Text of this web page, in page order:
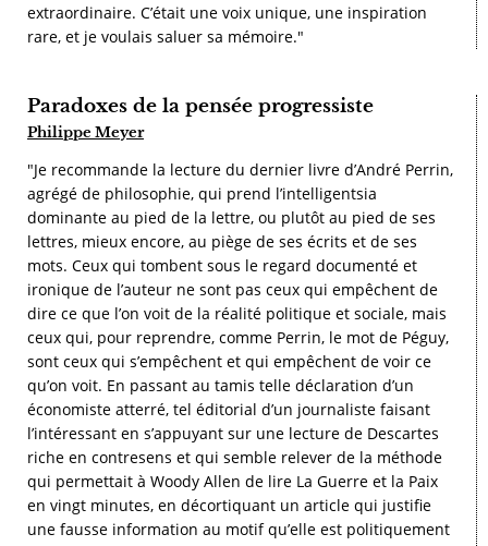
extraordinaire. C’était une voix unique, une inspiration
rare, et je voulais saluer sa mémoire."
Paradoxes de la pensée progressiste
Philippe Meyer
"Je recommande la lecture du dernier livre d’André Perrin,
agrégé de philosophie, qui prend l’intelligentsia
dominante au pied de la lettre, ou plutôt au pied de ses
lettres, mieux encore, au piège de ses écrits et de ses
mots. Ceux qui tombent sous le regard documenté et
ironique de l’auteur ne sont pas ceux qui empêchent de
dire ce que l’on voit de la réalité politique et sociale, mais
ceux qui, pour reprendre, comme Perrin, le mot de Péguy,
sont ceux qui s’empêchent et qui empêchent de voir ce
qu’on voit. En passant au tamis telle déclaration d’un
économiste atterré, tel éditorial d’un journaliste faisant
l’intéressant en s’appuyant sur une lecture de Descartes
riche en contresens et qui semble relever de la méthode
qui permettait à Woody Allen de lire La Guerre et la Paix
en vingt minutes, en décortiquant un article qui justifie
une fausse information au motif qu’elle est politiquement